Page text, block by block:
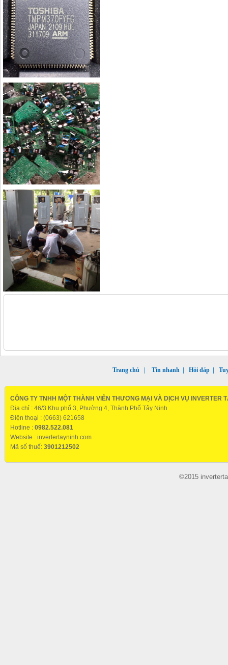
Trang chủ Tin nhanh Hỏi đáp
CÔNG TY TNHH MỘT THÀNH VIÊN THƯƠNG MẠI VÀ DỊCH VỤ INVERTER
Địa chỉ : 46/3 Khu phố 3, Phường 4, Thành Phố Tây Ninh
Điện thoại : (0663) 621658
Hotline : 0982.522.081
Website : invertertayninh.com
Mã số thuế: 3901212502
©2015